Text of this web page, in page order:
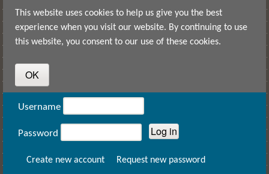
Skip to main content
This website uses cookies to help us give you the best
experience when you visit our website. By continuing to use
this website, you consent to our use of these cookies.
User login
Username
Password
Create new account Request new password